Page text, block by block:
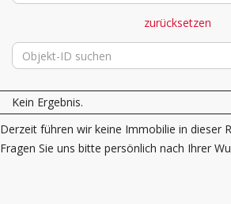
zurücksetzen
Kein Ergebnis.
Derzeit führen wir keine Immobilie in dieser
Fragen Sie uns bitte persönlich nach Ihrer